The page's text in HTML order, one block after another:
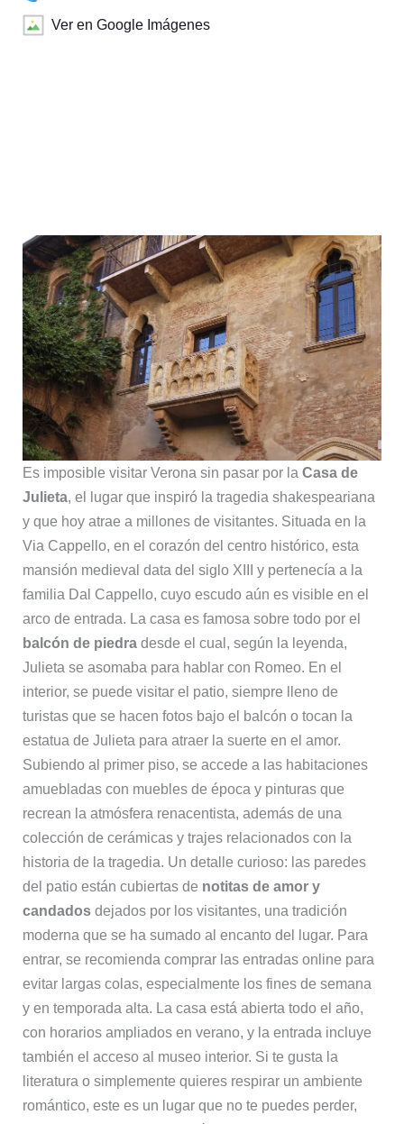
Ver en Google Imágenes
Es imposible visitar Verona sin pasar por la Casa de
Julieta, el lugar que inspiró la tragedia shakespeariana
y que hoy atrae a millones de visitantes. Situada en la
Via Cappello, en el corazón del centro histórico, esta
mansión medieval data del siglo XIII y pertenecía a la
familia Dal Cappello, cuyo escudo aún es visible en el
arco de entrada. La casa es famosa sobre todo por el
balcón de piedradesde el cual, según la leyenda,
Julieta se asomaba para hablar con Romeo. En el
interior, se puede visitar el patio, siempre lleno de
turistas que se hacen fotos bajo el balcón o tocan la
estatua de Julieta para atraer la suerte en el amor.
Subiendo al primer piso, se accede a las habitaciones
amuebladas con muebles de época y pinturas que
recrean la atmósfera renacentista, además de una
colección de cerámicas y trajes relacionados con la
historia de la tragedia. Un detalle curioso: las paredes
del patio están cubiertas de notitas de amor y
candadosdejados por los visitantes, una tradición
moderna que se ha sumado al encanto del lugar. Para
entrar, se recomienda comprar las entradas online para
evitar largas colas, especialmente los fines de semana
y en temporada alta. La casa está abierta todo el año,
con horarios ampliados en verano, y la entrada incluye
también el acceso al museo interior. Si te gusta la
literatura o simplemente quieres respirar un ambiente
romántico, este es un lugar que no te puedes perder,